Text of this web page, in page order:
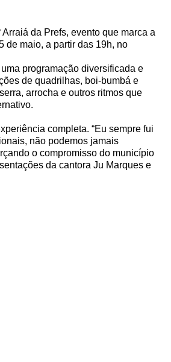
da Prefs, evento que marca a
de maio, a partir das 19h, no
programação diversificada e
de quadrilhas, boi-bumbá e
arrocha e outros ritmos que
completa. “Eu sempre fui
não podemos jamais
o compromisso do município
da cantora Ju Marques e